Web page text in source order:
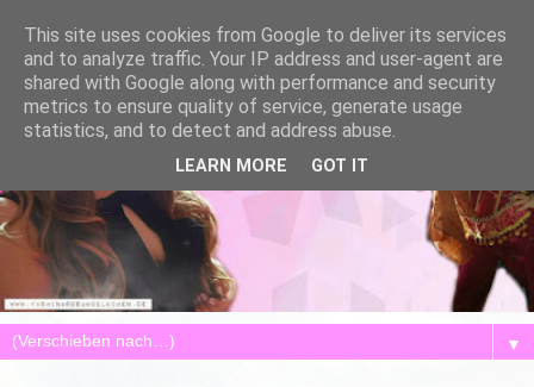
▼
This site uses cookies from Google to deliver its services
and to analyze traffic. Your IP address and user-agent are
shared with Google along with performance and security
metrics to ensure quality of service, generate usage
statistics, and to detect and address abuse.
LEARN MORE GOT IT